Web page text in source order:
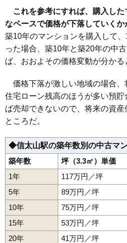
無料一括査定
アティアス和泉中央グラン
住所 大阪府和泉市いぶき野4
交通 和泉中央駅（7分）
相場 3,680万円～
(36.8万円/㎡~39.8万円/
マンションナ
ユニライフ和泉中央A棟
住所 大阪府和泉市いぶき野3丁
交通 和泉中央駅（4分）
相場 2,320万円～2,520
(25.8万円/㎡~28万円/㎡)
マンションナ
無料一括査定
これを参考にすれば、購入し
なペースで価格が下落していくか
築10年のマンションを購入して
った場合、築10年と築20年の中
ば、おおよその価格変動が分かる
価格下落が激しい地域の場合、
住宅ローン残高のほうが多い預
ば売却できないので、将来の資
ところだ。
◆信太山駅の築年数別の中古マ
築年数
坪（3.3㎡）単価
1年
117万円／坪
5年
89万円／坪
10年
75万円／坪
15年
53万円／坪
20年
41万円／坪